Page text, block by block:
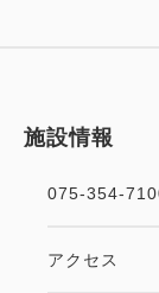
施設情報
075-354-
アクセス